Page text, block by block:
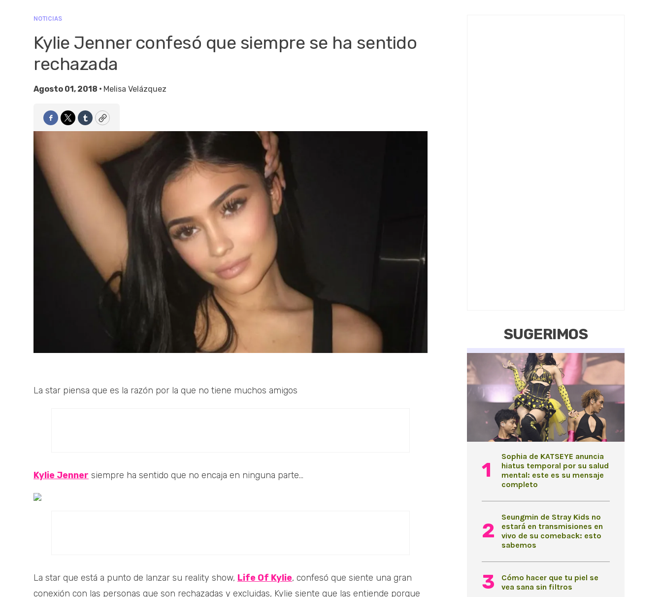
NOTICIAS
Kylie Jenner confesó que siempre se ha sentido
rechazada
Agosto 01, 2018 • Melisa Velázquez
Facebook
TwitterTumblrCopy
La star piensa que es la razón por la que no tiene muchos amigos
Kylie Jenner siempre ha sentido que no encaja en ninguna parte...
La star que está a punto de lanzar su reality show, Life Of Kylie, confesó que siente una gran
conexión con las personas que son rechazadas y excluidas, Kylie siente que las entiende porque
SUGERIMOS
Sophia de KATSEYE anuncia
hiatus temporal por su salud
mental: este es su mensaje
completo
Seungmin de Stray Kids no
estará en transmisiones en
vivo de su comeback: esto
sabemos
Cómo hacer que tu piel se
vea sana sin filtros